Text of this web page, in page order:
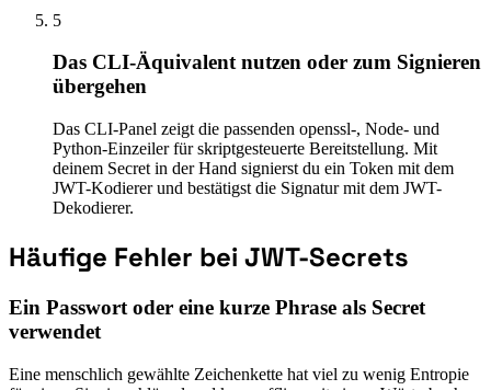
5
Das CLI-Äquivalent nutzen oder zum Signieren
übergehen
Das CLI-Panel zeigt die passenden openssl-, Node- und
Python-Einzeiler für skriptgesteuerte Bereitstellung. Mit
deinem Secret in der Hand signierst du ein Token mit dem
JWT-Kodierer und bestätigst die Signatur mit dem JWT-
Dekodierer.
Häufige Fehler bei JWT-Secrets
Ein Passwort oder eine kurze Phrase als Secret
verwendet
Eine menschlich gewählte Zeichenkette hat viel zu wenig Entropie